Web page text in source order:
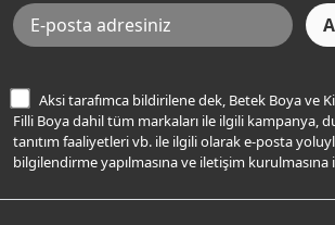
İnternet Sitesi Kullanım Koşulları
KVKK Talep Formu
KVKK Aydınlatma Metni
Aksi tarafımca bildirilene dek, Betek Boya ve
Filli Boya dahil tüm markaları ile ilgili kampanya,
tanıtım faaliyetleri vb. ile ilgili olarak e-posta yoluyla
bilgilendirme yapılmasına ve iletişim